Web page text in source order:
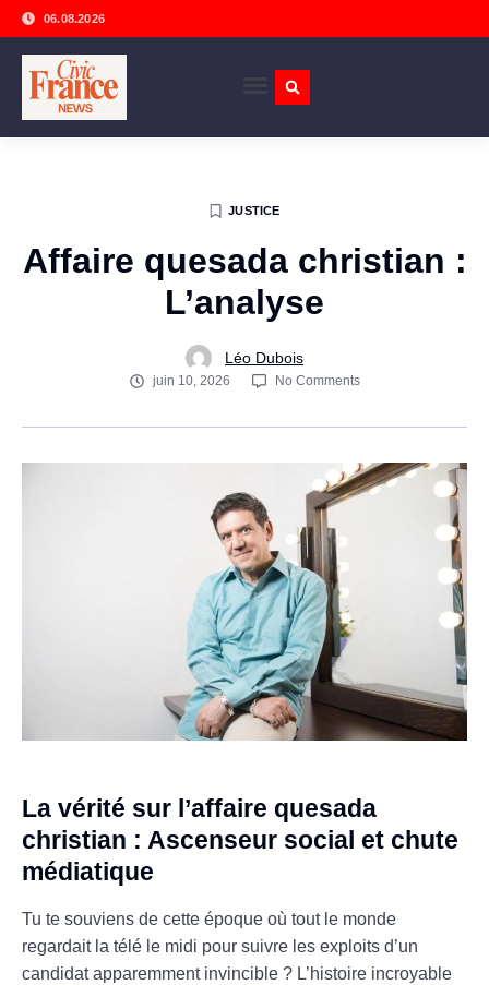
06.08.2026
JUSTICE
Affaire quesada christian :
L’analyse
Léo Dubois
juin 10, 2026 No Comments
La vérité sur l’affaire quesada
christian : Ascenseur social et chute
médiatique
Tu te souviens de cette époque où tout le monde
regardait la télé le midi pour suivre les exploits d’un
candidat apparemment invincible ? L’histoire incroyable